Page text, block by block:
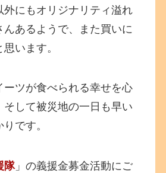
外にもオリジナリティ溢れ
んあるようで、また買いに
います。
ーツが食べられる幸せを心
そして被災地の一日も早い
です。
隊」の義援金募金活動にご